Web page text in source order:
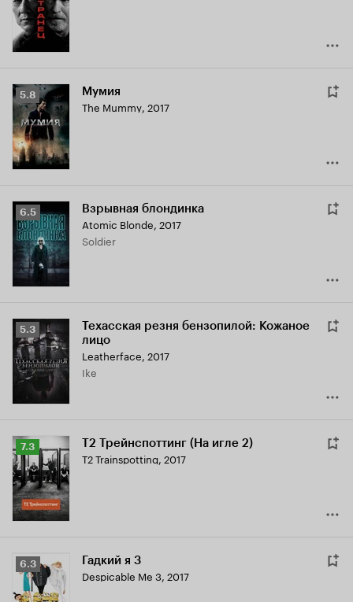
7.3
Рейтинг
Кинопоиска
5.8
5.8 Мумия
The Mummy, 2017
Рейтинг
Кинопоиска
6.5
6.5 Взрывная блондинка
Atomic Blonde, 2017
Soldier
Рейтинг
Кинопоиска
5.3
5.3
Техасская резня бензопилой: Кожаное
лицо
Leatherface, 2017
Ike
Рейтинг
Кинопоиска
7.3
7.3 Т2 Трейнспоттинг (На игле 2)
T2 Trainspotting, 2017
Рейтинг
Кинопоиска
6.3
6.3 Гадкий я 3
Despicable Me 3, 2017